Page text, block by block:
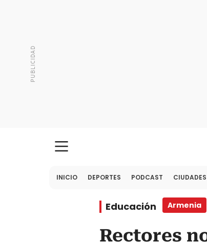
INICIO DEPORTES PODCAST CIUDADES
Educación Armenia
Rectores